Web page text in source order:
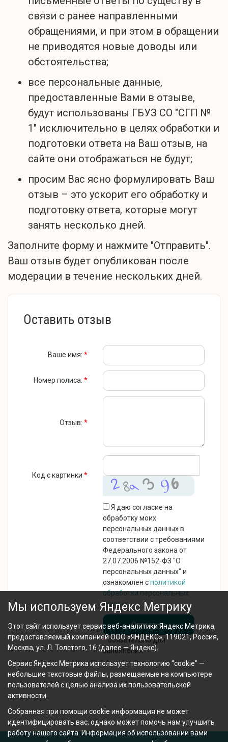
связи с ранее направленными
обращениями, и при этом в обращении
не приводятся новые доводы или
обстоятельства;
все персональные данные,
предоставленные Вами в отзыве,
будут использованы ГБУЗ СО "СГП №
1" исключительно в целях обработки и
подготовки ответа на Ваш отзыв, на
сайте они отображаться не будут;
просим Вас ясно формулировать Ваш
отзыв – это ускорит его обработку и
подготовку ответа, которые могут
занять несколько дней.
Заполните форму и нажмите "Отправить".
Ваш отзыв будет опубликован после
модерации в течение нескольких дней.
Оставить отзыв
Ваше имя: *
Номер полиса: *
Отзыв: *
Код с картинки *
Я даю согласие на
обработку моих
персональных данных в
соответствии с требованиями
Федерального закона от
27.07.2006 №152-ФЗ "О
персональных данных" и
ознакомлен сполитикой
обработки персональных
данных.
*обязательно для
заполнения
Мы используем Яндекс Метрику
Этот сайт использует сервис веб-аналитики Яндекс Метрика,
предоставляемый компанией ООО «ЯНДЕКС», 119021, Россия,
Москва, ул. Л. Толстого, 16 (далее — Яндекс).
Сервис Яндекс Метрика использует технологию “cookie” —
небольшие текстовые файлы, размещаемые на компьютере
пользователей с целью анализа их пользовательской
активности.
Собранная при помощи cookie информация не может
идентифицировать вас, однако может помочь нам улучшить
работу нашего сайта. Информация об использовании вами